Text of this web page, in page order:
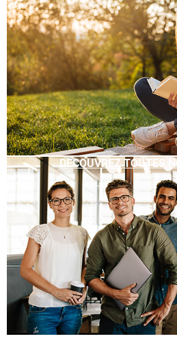
DÉCOUVREZ TOUTES